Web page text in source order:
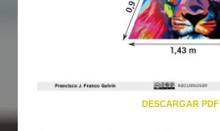
DESCARGAR PDF